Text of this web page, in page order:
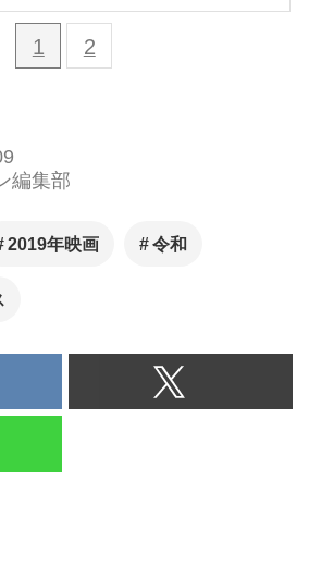
1 2
編集部
2019年映画 令和